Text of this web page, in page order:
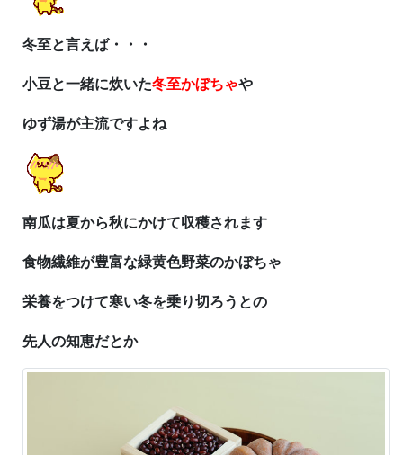
冬至と言えば・・・
小豆と一緒に炊いた冬至かぼちゃや
ゆず湯が主流ですよね
南瓜は夏から秋にかけて収穫されます
食物繊維が豊富な緑黄色野菜のかぼちゃ
栄養をつけて寒い冬を乗り切ろうとの
先人の知恵だとか